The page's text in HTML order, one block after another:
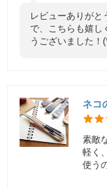
レビューありがと
で、こちらも嬉し
うございました！
ネコ
素敵
軽く
使う